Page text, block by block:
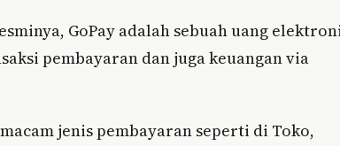
GoPay adalah sebuah uang
pembayaran dan juga keuangan via
jenis pembayaran seperti di Toko,